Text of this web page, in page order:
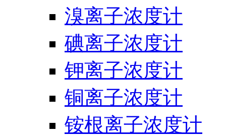
溴离子浓度计
碘离子浓度计
钾离子浓度计
铜离子浓度计
铵根离子浓度计